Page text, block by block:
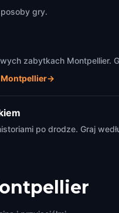
gry.
zabytkach Montpellier.
→
po drodze. Graj